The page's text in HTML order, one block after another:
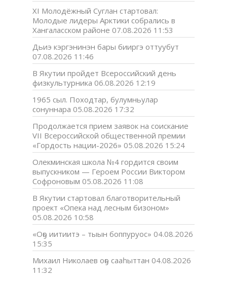
XI Молодёжный Суглан стартовал:
Молодые лидеры Арктики собрались в
Хангаласском районе 07.08.2026 11:53
Дьиэ кэргэнинэн бары бииргэ оттуубут
07.08.2026 11:46
В Якутии пройдет Всероссийский день
физкультурника 06.08.2026 12:19
1965 сыл. Походтар, булумньулар
сонуннара 05.08.2026 17:32
Продолжается прием заявок на соискание
VII Всероссийской общественной премии
«Гордость нации-2026» 05.08.2026 15:24
Олекминская школа №4 гордится своим
выпускником — Героем России Виктором
Софроновым 05.08.2026 11:08
В Якутии стартовал благотворительный
проект «Опека над лесным бизоном»
05.08.2026 10:58
«Оҕо иитиитэ – тыын боппуруос» 04.08.2026
15:35
Михаил Николаев оҕо сааһыттан 04.08.2026
11:32